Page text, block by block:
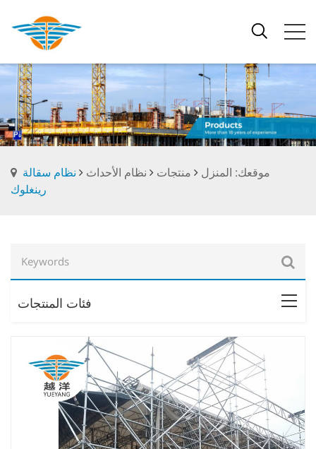
موقعك: المنزل منتجات نظام الأحداث
نظام سقالة
رينغلوك
فئات المنتجات